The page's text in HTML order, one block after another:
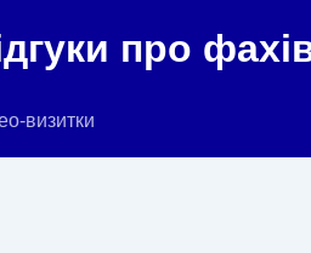
про
визитки